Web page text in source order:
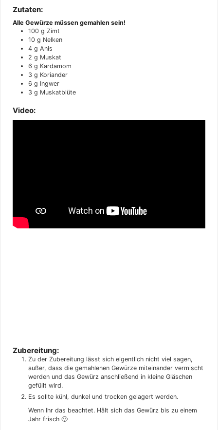
Zutaten:
Alle Gewürze müssen gemahlen sein!
100 g Zimt
10 g Nelken
4 g Anis
2 g Muskat
6 g Kardamom
3 g Koriander
6 g Ingwer
3 g Muskatblüte
Video:
Zubereitung:
Zu der Zubereitung lässt sich eigentlich nicht viel sagen,
außer, dass die gemahlenen Gewürze miteinander vermischt
werden und das Gewürz anschließend in kleine Gläschen
gefüllt wird.
Es sollte kühl, dunkel und trocken gelagert werden.
Wenn Ihr das beachtet. Hält sich das Gewürz bis zu einem
Jahr frisch 🙂